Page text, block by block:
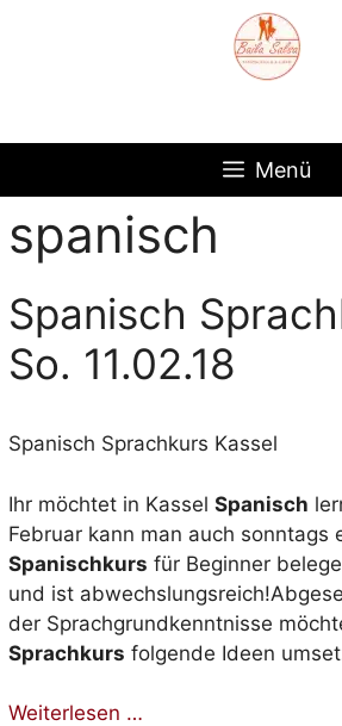
Menü
spanisch
Spanisch
So. 11.02.18
Spanisch Sprachkurs Kassel
Ihr möchtet in Kassel Spanisch
Februar kann man auch sonntags
Spanischkurs für Beginner
und ist
der Sprachgrundkenntnisse
Sprachkurs folgende Ideen
Weiterlesen …